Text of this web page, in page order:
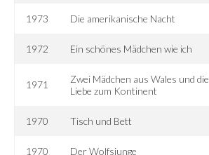
1973 Die amerikanische Nacht
1972 Ein schönes Mädchen wie ich
1971
Zwei Mädchen aus Wales und die
Liebe zum Kontinent
1970 Tisch und Bett
1970 Der Wolfsjunge